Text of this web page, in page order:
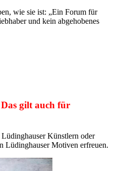
wie sie ist: „Ein Forum für
und kein abgehobenes
gilt auch für
Künstlern oder
Lüdinghauser Motiven erfreuen.